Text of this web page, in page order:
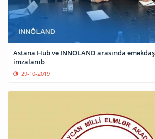
Astana Hub və INNOLAND arasında
imzalanıb
29-10-2019